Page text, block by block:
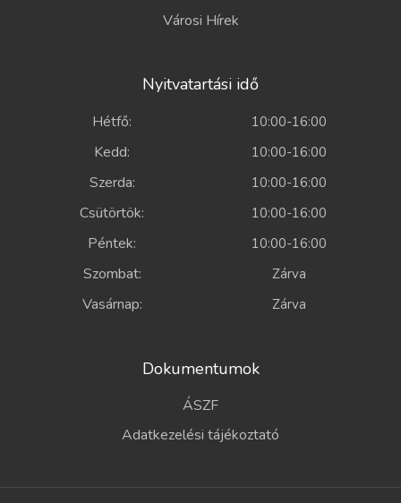
Városi Hírek
Nyitvatartási idő
Hétfő: 10:00-16:00
Kedd: 10:00-16:00
Szerda: 10:00-16:00
Csütörtök: 10:00-16:00
Péntek: 10:00-16:00
Szombat: Zárva
Vasárnap: Zárva
Dokumentumok
ÁSZF
Adatkezelési tájékoztató